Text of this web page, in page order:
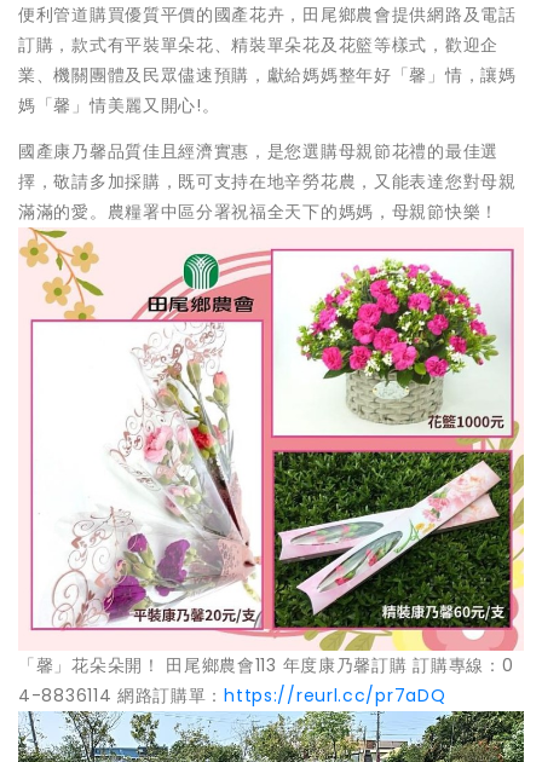
便利管道購買優質平價的國產花卉，田尾鄉農會提供網路及電話
訂購，款式有平裝單朵花、精裝單朵花及花籃等樣式，歡迎企
業、機關團體及民眾儘速預購，獻給媽媽整年好「馨」情，讓媽
媽「馨」情美麗又開心!。
國產康乃馨品質佳且經濟實惠，是您選購母親節花禮的最佳選
擇，敬請多加採購，既可支持在地辛勞花農，又能表達您對母親
滿滿的愛。農糧署中區分署祝福全天下的媽媽，母親節快樂！
「馨」花朵朵開！ 田尾鄉農會113 年度康乃馨訂購 訂購專線：0
4-8836114 網路訂購單：https://reurl.cc/pr7aDQ